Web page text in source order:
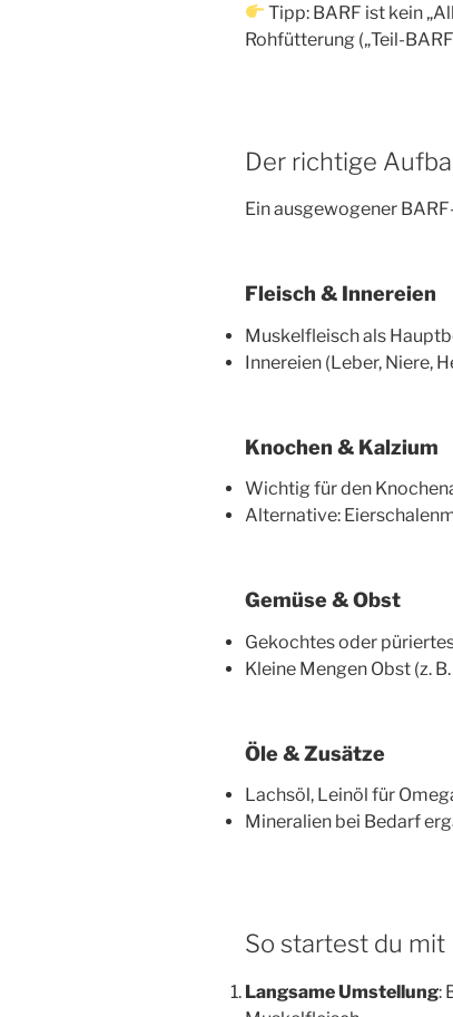
Tipp: BARF ist kein
Rohfütterung („Teil-
Der richtige
Ein ausgewogener
Fleisch & Innereien
Muskelfleisch als
Innereien (Leber, Niere,
Knochen & Kalzium
Wichtig für den
Alternative:
Gemüse & Obst
Gekochtes oder
Kleine Mengen Obst (z.
Öle & Zusätze
Lachsöl, Leinöl für
Mineralien bei Bedarf
So startest du mit
Langsame Umstellung: